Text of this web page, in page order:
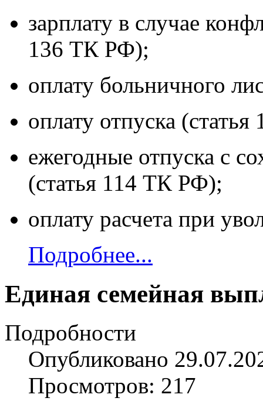
зарплату в случае
136 ТК РФ);
оплату больничного
оплату отпуска
ежегодные отпуска с
(статья 114 ТК РФ);
оплату расчета при
Подробнее...
Единая семейная
Подробности
Опубликовано
Просмотров: 217